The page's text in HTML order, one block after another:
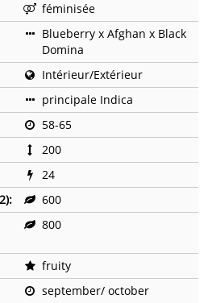
féminisée
Blueberry x Afghan x Black
Domina
Intérieur/Extérieur
principale Indica
58-65
200
24
600
800
fruity
september/ october